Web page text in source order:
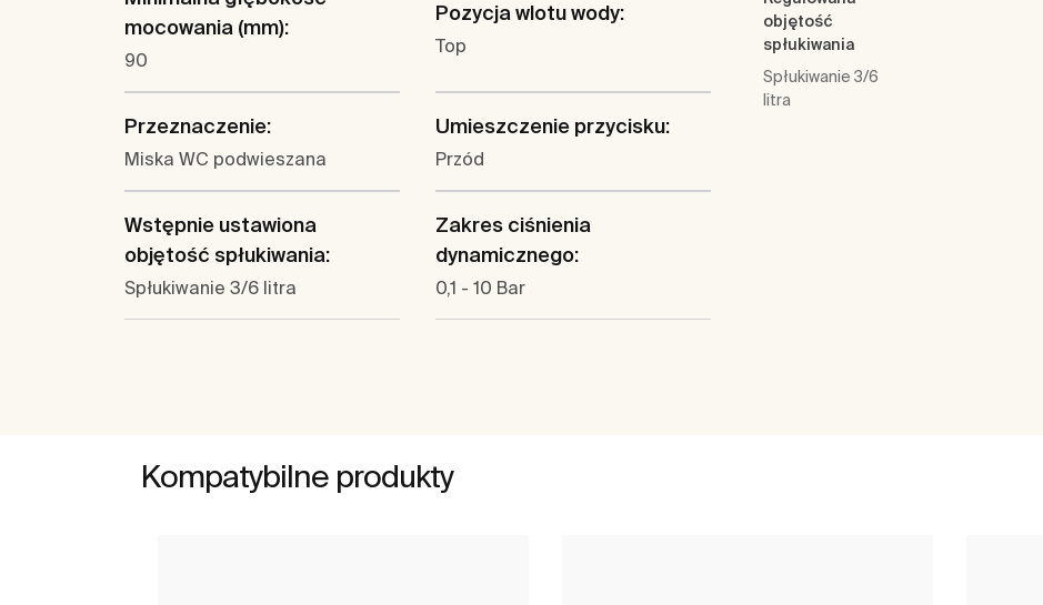
mocowania (mm):
90
Pozycja wlotu wody:
Top
Przeznaczenie:
Miska WC podwieszana
Umieszczenie przycisku:
Przód
Wstępnie ustawiona
objętość spłukiwania:
Spłukiwanie 3/6 litra
Zakres ciśnienia
dynamicznego:
0,1 - 10 Bar
objętość
spłukiwania
Spłukiwanie 3/6
litra
Kompatybilne produkty